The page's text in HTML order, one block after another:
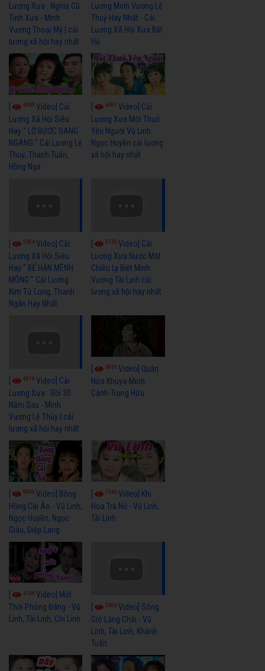
Lương Xưa : Nghĩa Cũ
Tình Xưa - Minh
Vương Thoại Mỹ | cải
lương xã hội hay nhất
Lương Minh Vương Lệ
Thuỷ Hay Nhất - Cải
Lương Xã Hội Xưa Bất
Hủ
[ 6965 Video] Cải
Lương Xã Hội Siêu
Hay " LỠ BƯỚC SANG
NGANG " Cải Lương Lệ
Thuỷ, Thanh Tuấn,
Hồng Nga
[ 6381Video] Cải
Lương Xưa Một Thuở
Yêu Người Vũ Linh
Ngọc Huyền cải lương
xã hội hay nhất
[ 5456Video] Cải
Lương Xã Hội Siêu
Hay " BỂ HẬN MÊNH
MÔNG " Cải Lương
Kim Tử Long, Thanh
Ngân Hay Nhất
[ 5730Video] Cải
Lương Xưa Nước Mắt
Chiều Ly Biệt Minh
Vương Tài Linh cải
lương xã hội hay nhất
[ 6318 Video] Cải
Lương Xưa : Rồi 30
Năm Sau - Minh
Vương Lệ Thủy | cải
lương xã hội hay nhất
[ 6035Video] Quán
Nửa Khuya-Minh
Cảnh-Trọng Hữu
[ 9050 Video] Bông
Hồng Cài Áo - Vũ Linh,
Ngọc Huyền, Ngọc
Giàu, Diệp Lang
[ 7343Video] Khi
Hoa Trà Nở - Vũ Linh,
Tài Linh
4108 Video] Một
Thời Phóng Đãng - Vũ
Linh, Tài Linh, Chí Linh
[ 3656Video] Sóng
Gió Làng Chài - Vũ
Linh, Tài Linh, Khánh
Tuấn